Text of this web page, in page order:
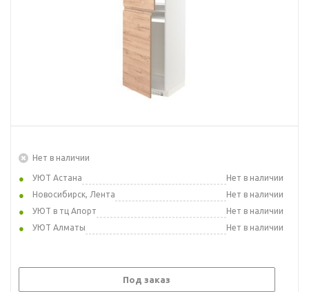
Нет в наличии
УЮТ Астана
Нет в наличии
Новосибирск, Лента
Нет в наличии
УЮТ в тц Апорт
Нет в наличии
УЮТ Алматы
Нет в наличии
Под заказ